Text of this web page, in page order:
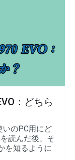
：どちら
いのPC用にど
読んだ後、そ
を知るように